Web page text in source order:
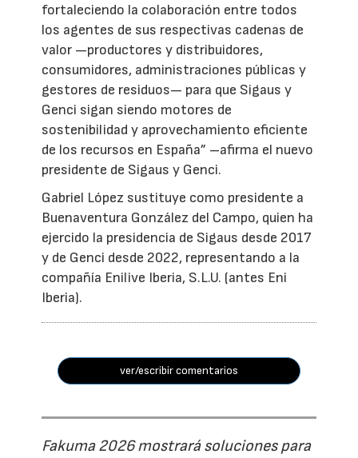
fortaleciendo la colaboración entre todos
los agentes de sus respectivas cadenas de
valor —productores y distribuidores,
consumidores, administraciones públicas y
gestores de residuos— para que Sigaus y
Genci sigan siendo motores de
sostenibilidad y aprovechamiento eficiente
de los recursos en España” –afirma el nuevo
presidente de Sigaus y Genci.
Gabriel López sustituye como presidente a
Buenaventura González del Campo, quien ha
ejercido la presidencia de Sigaus desde 2017
y de Genci desde 2022, representando a la
compañía Enilive Iberia, S.L.U. (antes Eni
Iberia).
ver/escribir comentarios
Fakuma 2026 mostrará soluciones para